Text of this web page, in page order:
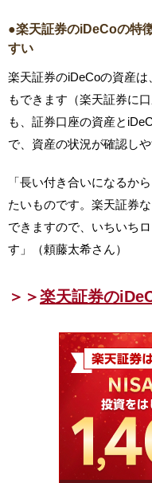
●楽天証券のiDeCoの特
すい
楽天証券のiDeCoの資産
もできます（楽天証券に
も、証券口座の資産と
で、資産の状況が確認しや
「長い付き合いになるか
たいものです。楽天証券
できますので、いちいち
す」（頼藤太希さん）
＞＞楽天証券の